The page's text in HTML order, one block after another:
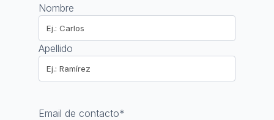
Nombre
Apellido
Email de contacto*